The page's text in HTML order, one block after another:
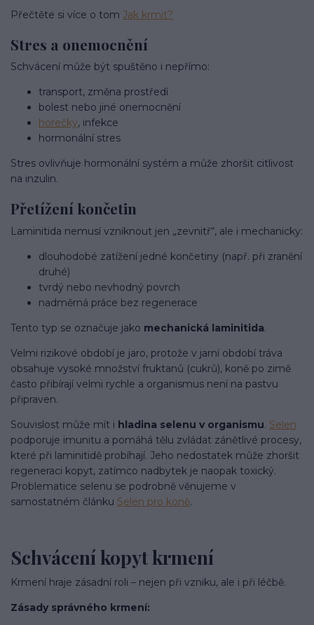
Přečtěte si více o tom Jak krmit?
Stres a onemocnění
Schvácení může být spuštěno i nepřímo:
transport, změna prostředí
bolest nebo jiné onemocnění
horečky, infekce
hormonální stres
Stres ovlivňuje hormonální systém a může zhoršit citlivost
na inzulin.
Přetížení končetin
Laminitida nemusí vzniknout jen „zevnitř“, ale i mechanicky:
dlouhodobé zatížení jedné končetiny (např. při zranění
druhé)
tvrdý nebo nevhodný povrch
nadměrná práce bez regenerace
Tento typ se označuje jako mechanická laminitida.
Velmi rizikové období je jaro, protože v jarní období tráva
obsahuje vysoké množství fruktanů (cukrů), koně po zimě
často přibírají velmi rychle a organismus není na pastvu
připraven.
Souvislost může mít i hladina selenu v organismu. Selen
podporuje imunitu a pomáhá tělu zvládat zánětlivé procesy,
které při laminitidě probíhají. Jeho nedostatek může zhoršit
regeneraci kopyt, zatímco nadbytek je naopak toxický.
Problematice selenu se podrobně věnujeme v
samostatném článku Selen pro koně.
Schvácení kopyt krmení
Krmení hraje zásadní roli – nejen při vzniku, ale i při léčbě.
Zásady správného krmení: